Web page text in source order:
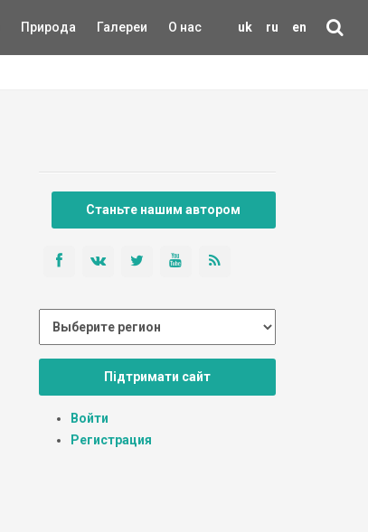
uk ru en
Природа Галереи О нас
Станьте нашим автором
Підтримати сайт
Войти
Регистрация